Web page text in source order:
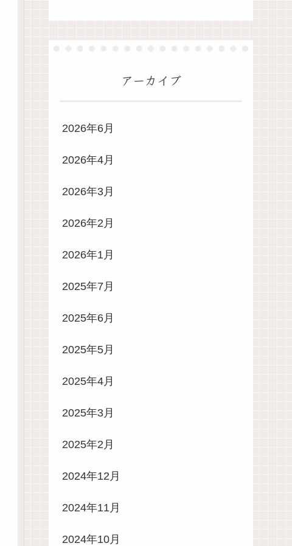
アーカイブ
2026年6月
2026年4月
2026年3月
2026年2月
2026年1月
2025年7月
2025年6月
2025年5月
2025年4月
2025年3月
2025年2月
2024年12月
2024年11月
2024年10月